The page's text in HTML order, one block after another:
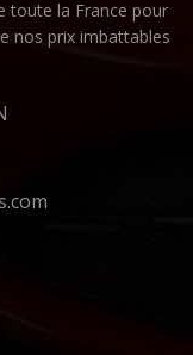
toute la France pour
nos prix imbattables